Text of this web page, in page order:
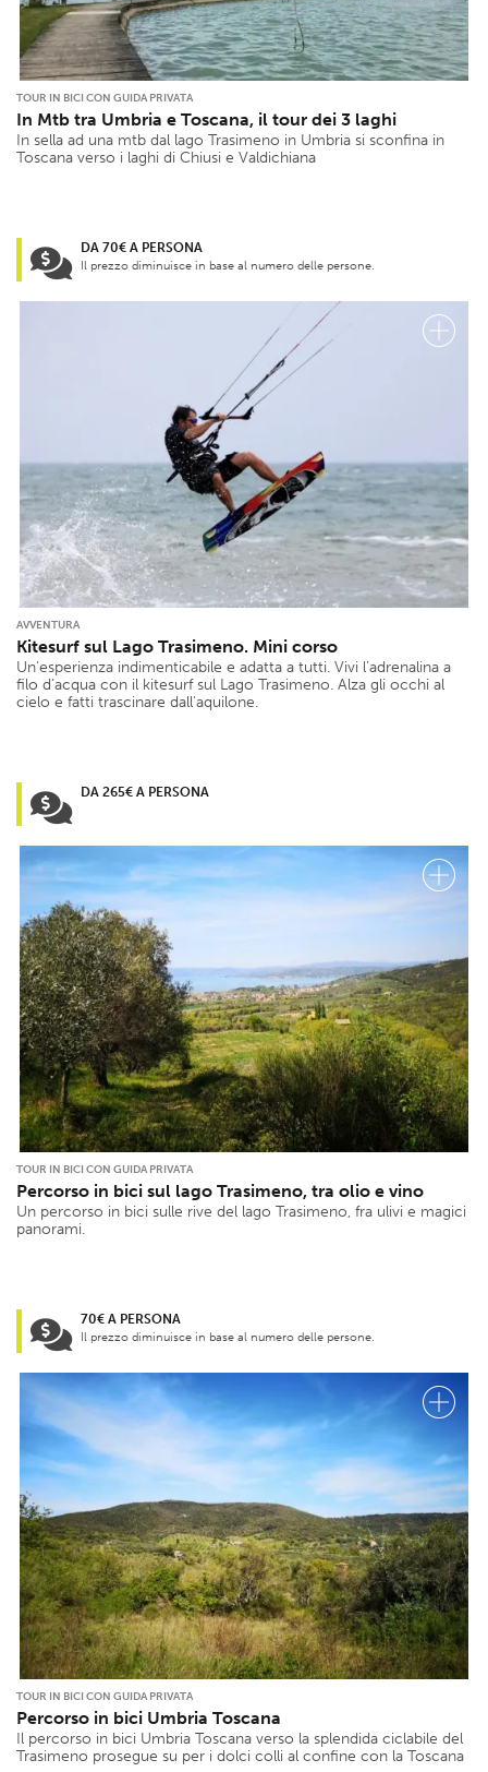
TOUR IN BICI CON GUIDA PRIVATA
In Mtb tra Umbria e Toscana, il tour dei 3 laghi
In sella ad una mtb dal lago Trasimeno in Umbria si sconfina in
Toscana verso i laghi di Chiusi e Valdichiana
DA 70€ A PERSONA
Il prezzo diminuisce in base al numero delle persone.
AVVENTURA
Kitesurf sul Lago Trasimeno. Mini corso
Un’esperienza indimenticabile e adatta a tutti. Vivi l’adrenalina a
filo d’acqua con il kitesurf sul Lago Trasimeno. Alza gli occhi al
cielo e fatti trascinare dall’aquilone.
DA 265€ A PERSONA
TOUR IN BICI CON GUIDA PRIVATA
Percorso in bici sul lago Trasimeno, tra olio e vino
Un percorso in bici sulle rive del lago Trasimeno, fra ulivi e magici
panorami.
70€ A PERSONA
Il prezzo diminuisce in base al numero delle persone.
TOUR IN BICI CON GUIDA PRIVATA
Percorso in bici Umbria Toscana
Il percorso in bici Umbria Toscana verso la splendida ciclabile del
Trasimeno prosegue su per i dolci colli al confine con la Toscana